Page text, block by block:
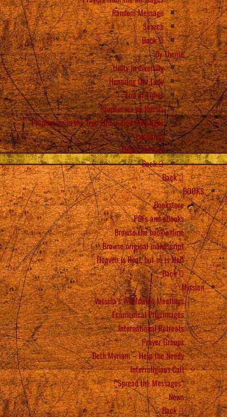
Random Message
Search
Back
By Theme
Unity in diversity
Honoring Our Lady
End of Times
Prophecies on Russia
Prophecies in the True Life in God Messages
Eucharist
Other Themes
Back
Back
BOOKS
Bookstore
PDFs and eBooks
Browse the book online
Browse original manuscript
Heaven is Real, but so is Hell
Back
Mission
Vassula’s Worldwide Meetings
Ecumenical Pilgrimages
International Retreats
Prayer Groups
Beth Myriam – Help the Needy
Interreligious Call
“Spread the Messages”!
News
Back